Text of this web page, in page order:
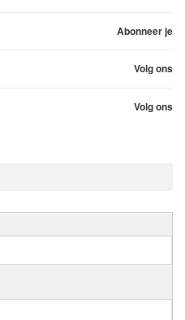
Abonneer je
Volg ons
Volg ons